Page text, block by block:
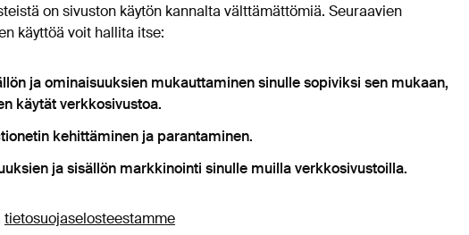
esineet, jotka vastaavat hakuasi
on sivuston käytön kannalta välttämättömiä. Seuraavien
käyttöä voit hallita itse:
ja ominaisuuksien mukauttaminen sinulle sopiviksi sen mukaan,
käytät verkkosivustoa.
kehittäminen ja parantaminen.
ja sisällön markkinointi sinulle muilla verkkosivustoilla.
tietosuojaselosteestamme